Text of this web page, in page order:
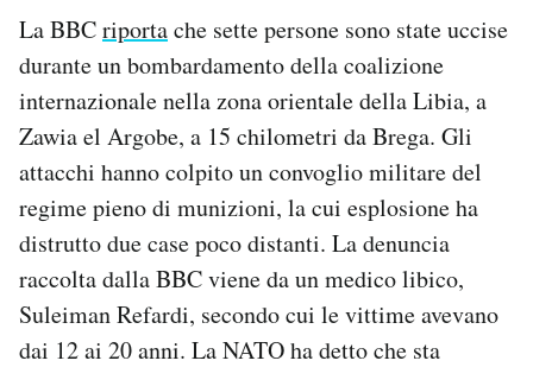
CALENDARIO
AREA PERSONALE
Area Personale
Newsletter
Notifiche mobile
Regala il Post
Hai bisogno di aiuto?
Esci
La BBCriportache sette persone sono state uccise
durante un bombardamento della coalizione
internazionale nella zona orientale della Libia, a
Zawia el Argobe, a 15 chilometri da Brega. Gli
attacchi hanno colpito un convoglio militare del
regime pieno di munizioni, la cui esplosione ha
distrutto due case poco distanti. La denuncia
raccolta dalla BBC viene da un medico libico,
Suleiman Refardi, secondo cui le vittime avevano
dai 12 ai 20 anni. La NATO ha detto che sta